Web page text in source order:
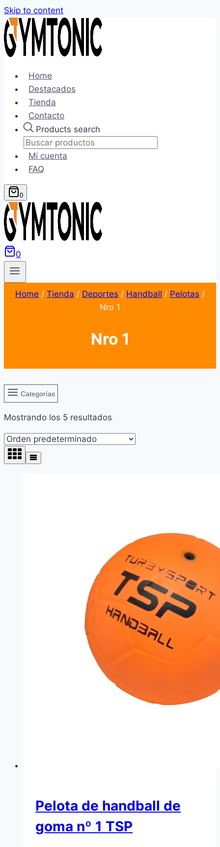
Skip to content
Home
Destacados
Tienda
Contacto
Products search
Mi cuenta
FAQ
0
0
Home / Tienda / Deportes / Handball / Pelotas /
Nro 1
Nro 1
Categorías
Mostrando los 5 resultados
Pelota de handball de
goma nº 1 TSP